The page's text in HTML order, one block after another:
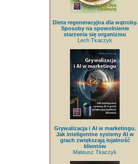
Dieta regeneracyjna dla wątroby.
Sposoby na spowolnienie
starzenia się organizmu
Lech Tkaczyk
Grywalizacja i AI w marketingu.
Jak inteligentne systemy AI w
grach zwiększają lojalność
klientów
Mateusz Tkaczyk